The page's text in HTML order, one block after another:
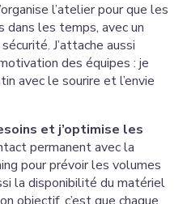
l’atelier pour que les
dans les temps, avec un
J’attache aussi
des équipes : je
avec le sourire et l’envie
et j’optimise les
permanent avec la
pour prévoir les volumes
la disponibilité du matériel